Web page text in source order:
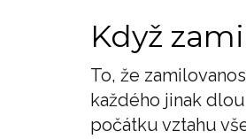
Když
To, že
každého jinak
počátku vztahu